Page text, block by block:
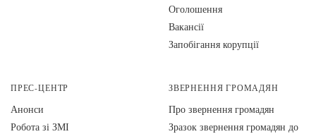
Оголошення
Вакансії
Запобігання корупції
ПРЕС-ЦЕНТР
Анонси
Робота зі ЗМІ
ЗВЕРНЕННЯ ГРОМАДЯН
Про звернення громадян
Зразок звернення громадян до